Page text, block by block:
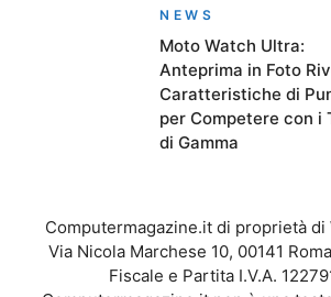
NEWS
Moto Watch Ultra:
Anteprima in Foto
Caratteristiche di
per Competere con i
di Gamma
Computermagazine.it di proprietà di
Via Nicola Marchese 10, 00141
Fiscale e Partita I.V.A.